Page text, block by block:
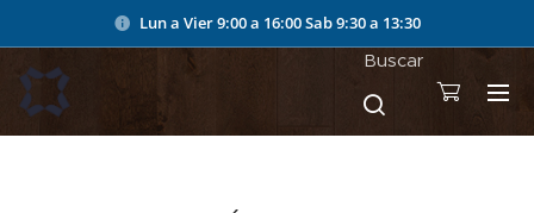
Lun a Vier 9:00 a 16:00Sab 9:30 a 13:30
Buscar